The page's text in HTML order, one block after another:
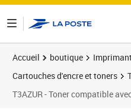
Accueil boutique
Cartouches d'encre et toners
T3AZUR - Toner compatible